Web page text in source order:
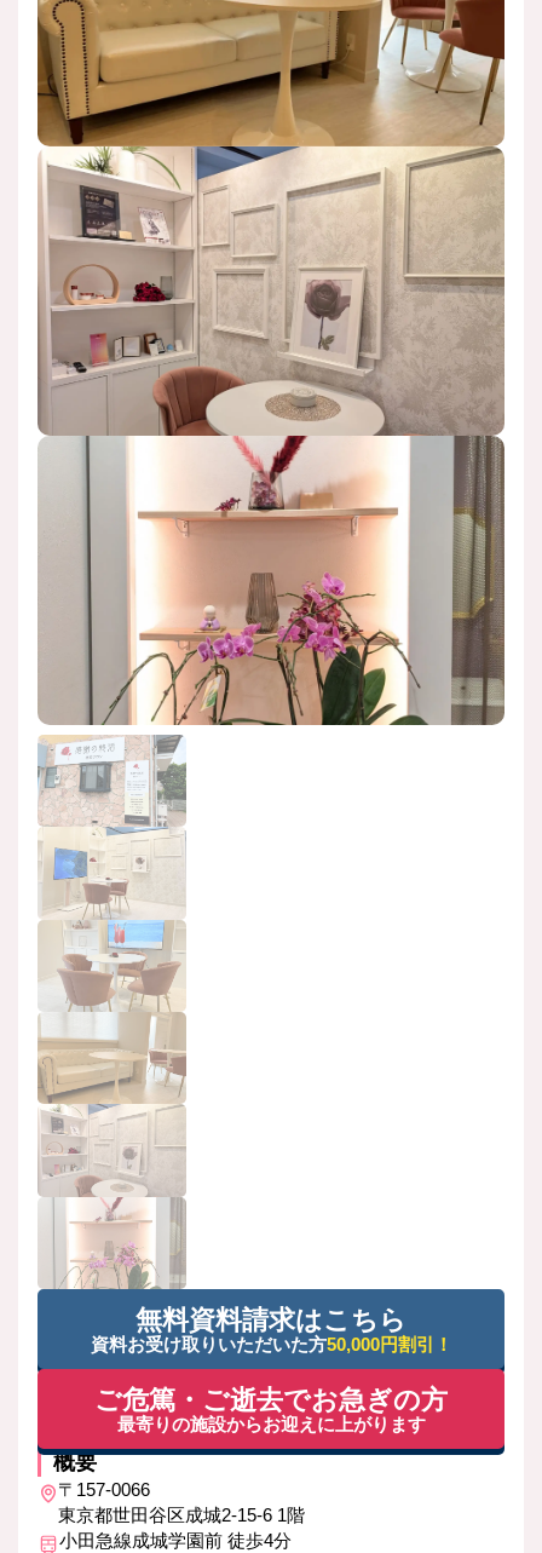
概要
〒157-0066
東京都世田谷区成城2-15-6 1階
小田急線成城学園前 徒歩4分
無料資料請求はこちら
資料お受け取りいただいた方50,000円割引！
ご危篤・ご逝去でお急ぎの方
最寄りの施設からお迎えに上がります